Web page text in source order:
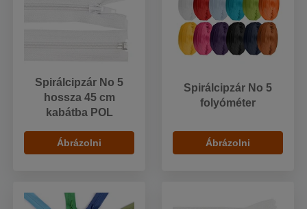
Spirálcipzár No 5
hossza 45 cm
kabátba POL
Ábrázolni
Spirálcipzár No 5
folyóméter
Ábrázolni